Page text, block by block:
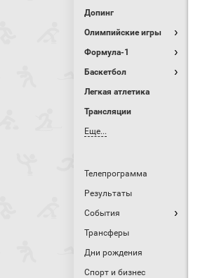
Допинг
Олимпийские игры
Формула-1
Баскетбол
Легкая атлетика
Трансляции
Еще...
Телепрограмма
Результаты
События
Трансферы
Дни рождения
Спорт и бизнес